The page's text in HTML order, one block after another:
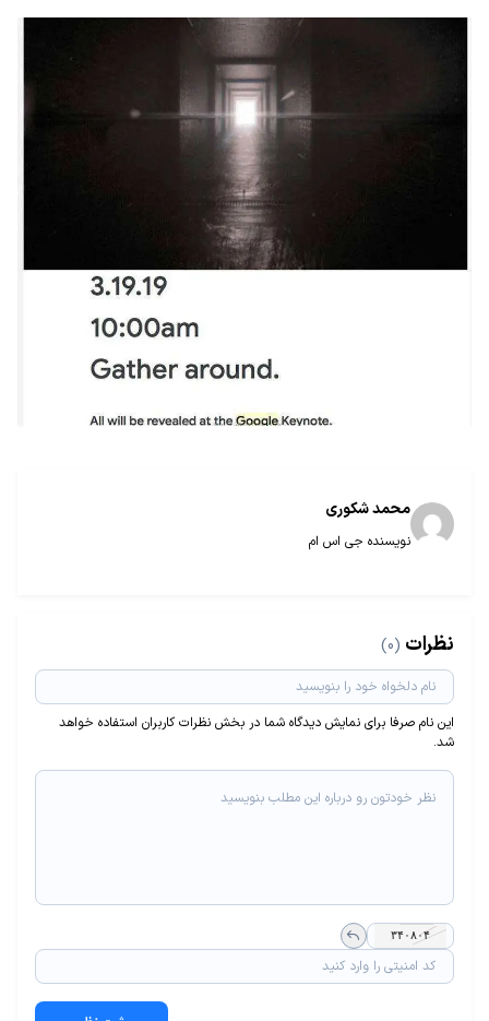
محمد شکوری
نویسنده جی اس ام
نظرات (0)
این نام صرفا برای نمایش دیدگاه شما در بخش نظرات کاربران استفاده خواهد
شد.